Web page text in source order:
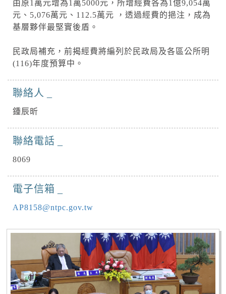
由原1萬元增為1萬5000元，所增經費各為1億9,054萬
元、5,076萬元、112.5萬元 ，透過經費的挹注，成為
基層夥伴最堅實後盾。
民政局補充，前揭經費將編列於民政局及各區公所明
(116)年度預算中。
聯絡人
鍾辰昕
聯絡電話
8069
電子信箱
AP8158@ntpc.gov.tw